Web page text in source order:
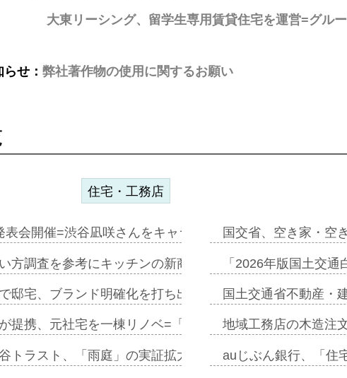
大東リーシング、留学生専用賃貸住宅を運営=グル
せ： 弊社著作物の使用に関するお願い
住宅・工務店
表会開催=渋谷凪咲さんをキャラクターに起用…
方調査を参考にキッチンの新商品=「ファミーレキ…
邸宅、ブランド明確化を打ち出す=年内にも城南エ…
提携、元社宅を一棟リノベ=「職住遊」融合型の賃…
トラスト、「雨庭」の実証拡大へ=ガーデンカフェ…
国交省、空き家・空
「2026年版国土交
国土交通省不動産・
地域工務店の木造注
auじぶん銀行、「住